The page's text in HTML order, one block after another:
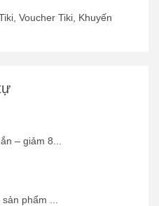
Voucher Tiki, Khuyến
– giảm 8...
phẩm ...